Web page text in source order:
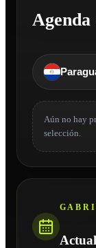
Agenda
Aún no hay
selección.